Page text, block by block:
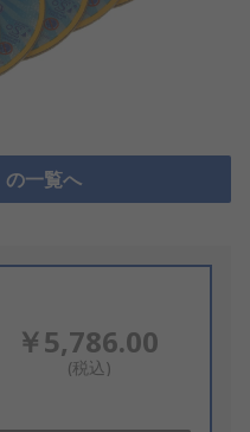
の一覧へ
￥5,786.00
(税込)